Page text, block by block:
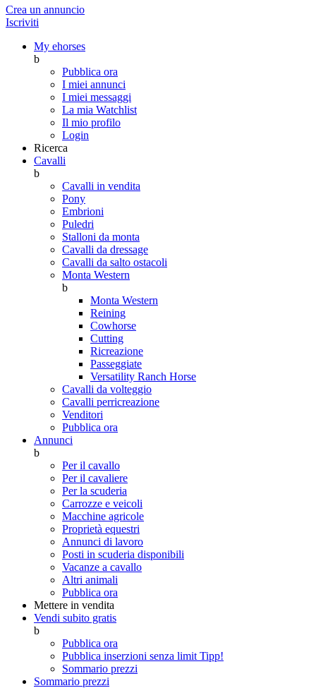
Crea un annuncio
Iscriviti
My ehorses
b
Pubblica ora
I miei annunci
I miei messaggi
La mia Watchlist
Il mio profilo
Login
Ricerca
Cavalli
b
Cavalli in vendita
Pony
Embrioni
Puledri
Stalloni da monta
Cavalli da dressage
Cavalli da salto ostacoli
Monta Western
b
Monta Western
Reining
Cowhorse
Cutting
Ricreazione
Passeggiate
Versatility Ranch Horse
Cavalli da volteggio
Cavalli perricreazione
Venditori
Pubblica ora
Annunci
b
Per il cavallo
Per il cavaliere
Per la scuderia
Carrozze e veicoli
Macchine agricole
Proprietà equestri
Annunci di lavoro
Posti in scuderia disponibili
Vacanze a cavallo
Altri animali
Pubblica ora
Mettere in vendita
Vendi subito gratis
b
Pubblica ora
Pubblica inserzioni senza limit Tipp!
Sommario prezzi
Sommario prezzi